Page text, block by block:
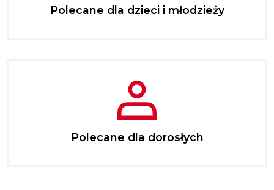
Polecane dla dzieci i młodzieży
Polecane dla dorosłych